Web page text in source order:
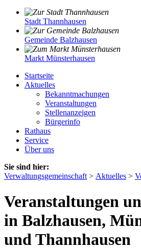
Stadt Thannhausen
Gemeinde Balzhausen
Markt Münsterhausen
Startseite
Aktuelles
Bekanntmachungen
Veranstaltungen
Stellenanzeigen
Bürgerinfo
Rathaus
Service
Über uns
Sie sind hier:
Verwaltungsgemeinschaft > Aktuelles >
Veranstaltungen
in Balzhausen,
und Thannhausen